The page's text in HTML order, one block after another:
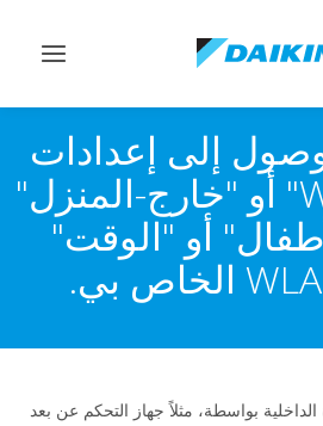
تبديل
إلى إعدادات
"اتصال WLAN" أو "خارج-المنزل"
أو "الوقت"
بواسطة، مثلاً جهاز التحكم عن بعد